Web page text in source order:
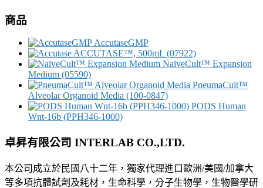
商品
AccutaseGMP
ACCUTASE™, 500mL (07922)
NaïveCult™ Expansion
Medium (05590)
PneumaCult™
Alveolar Organoid Media (100-0847)
PODS Human
Wnt-16b (PPH346-1000)
卓昇有限公司 INTERLAB CO.,LTD.
本公司成立於民國八十二年，獨家代理進口歐洲/美國/加拿大
等多項抗體試劑及耗材，生命科學，分子生物學，生物醫學研